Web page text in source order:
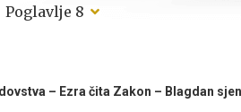
Poglavlje 8
– Ezra čita Zakon – Blagdan